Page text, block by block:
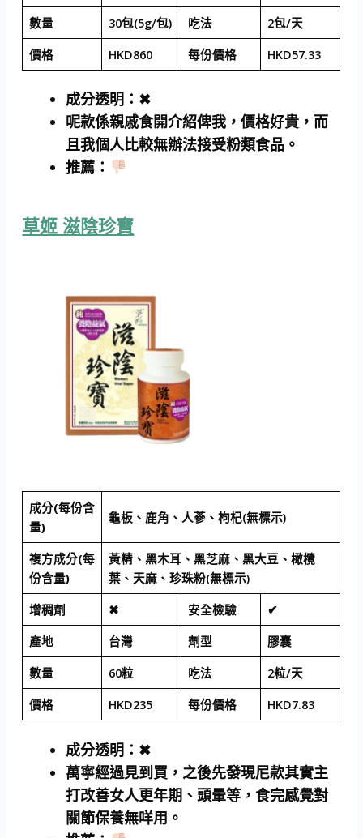
數量
30包(5g/包) 吃法
2包/天
價格
HKD860 每份價格 HKD57.33
成分透明 ：✖
呢款係親戚食開介紹俾我，價格好貴，而
且我個人比較無辦法接受粉類食品。
推薦 ：
草姬 滋陰珍寶
成分(每份含
量)
龜板、鹿角、人蔘、枸杞(無標示)
複方成分(每
份含量)
黃精、黑木耳、黑芝麻、黑大豆、橄欖
葉、天麻、珍珠粉(無標示)
增稠劑
✖ 安全檢驗
✔
產地
台灣 劑型
膠囊
數量
60粒 吃法
2粒/天
價格
HKD235 每份價格 HKD7.83
成分透明 ：✖
萬寧經過見到買，之後先發現尼款其實主
打改善女人更年期、頭暈等，食完感覺對
關節保養無咩用。